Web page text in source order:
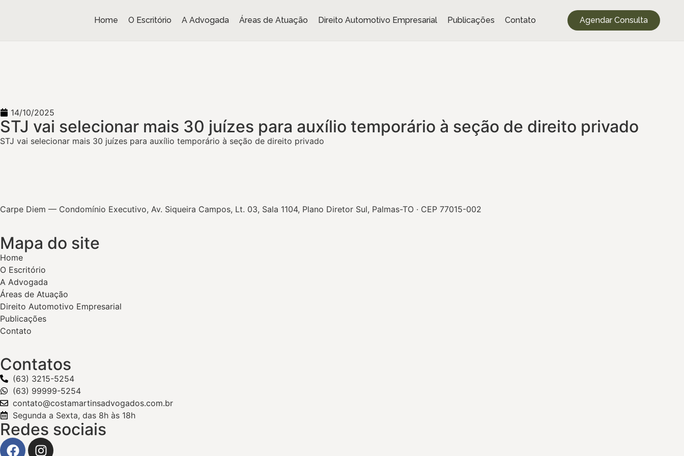
Home O Escritório A Advogada Áreas de Atuação Direito Automotivo Empresarial Publicações Contato Agendar Consulta
14/10/2025
STJ vai selecionar mais 30 juízes para auxílio temporário à seção de direito privado
STJ vai selecionar mais 30 juízes para auxílio temporário à seção de direito privado
Carpe Diem — Condomínio Executivo, Av. Siqueira Campos, Lt. 03, Sala 1104, Plano Diretor Sul, Palmas-TO · CEP 77015-002
Mapa do site
Home
O Escritório
A Advogada
Áreas de Atuação
Direito Automotivo Empresarial
Publicações
Contato
Contatos
(63) 3215-5254
(63) 99999-5254
contato@costamartinsadvogados.com.br
Segunda a Sexta, das 8h às 18h
Redes sociais